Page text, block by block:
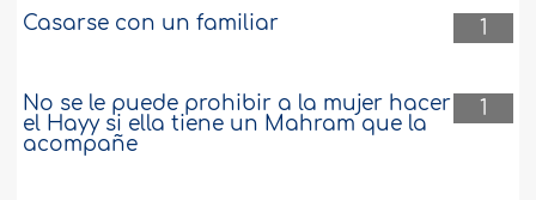
1
Casarse con un familiar
1
No se le puede prohibir a la mujer hacer
el Hayy si ella tiene un Mahram que la
acompañe